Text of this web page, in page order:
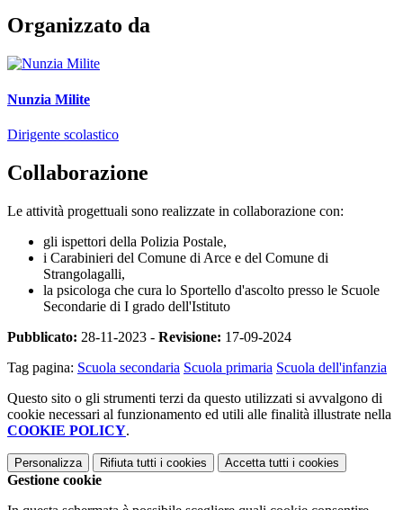
Organizzato da
Nunzia Milite
Dirigente scolastico
Collaborazione
Le attività progettuali sono realizzate in collaborazione con:
gli ispettori della Polizia Postale,
i Carabinieri del Comune di Arce e del Comune di
Strangolagalli,
la psicologa che cura lo Sportello d'ascolto presso le Scuole
Secondarie di I grado dell'Istituto
Pubblicato: 28-11-2023 - Revisione: 17-09-2024
Tag pagina: Scuola secondaria Scuola primaria Scuola dell'infanzia
Questo sito o gli strumenti terzi da questo utilizzati si avvalgono di
cookie necessari al funzionamento ed utili alle finalità illustrate nella
COOKIE POLICY.
Personalizza Rifiuta tutti i cookies Accetta tutti i cookies
Gestione cookie